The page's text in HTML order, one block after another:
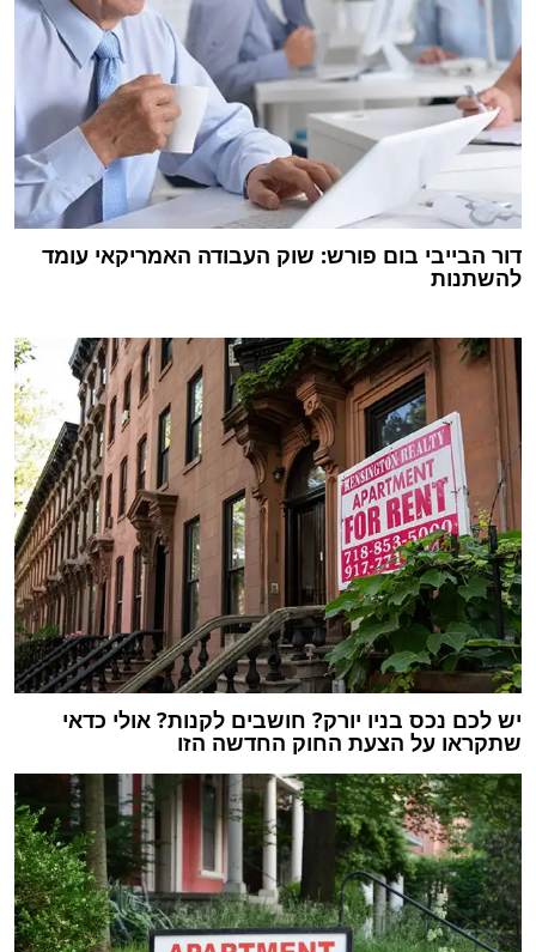
דור הבייבי בום פורש: שוק העבודה האמריקאי עומד
להשתנות
יש לכם נכס בניו יורק? חושבים לקנות? אולי כדאי
שתקראו על הצעת החוק החדשה הזו